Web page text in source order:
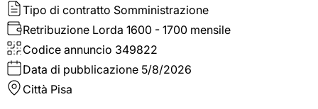
Tipo di contratto Somministrazione
Retribuzione Lorda 1600 - 1700 mensile
Codice annuncio 349822
Data di pubblicazione 5/8/2026
Città Pisa